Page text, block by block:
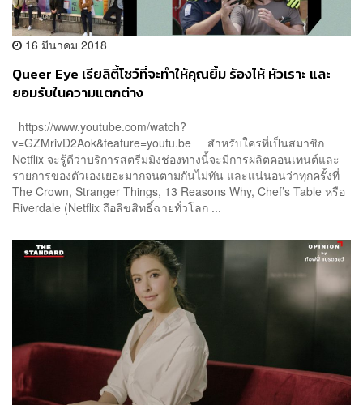
16 มีนาคม 2018
Queer Eye เรียลิตี้โชว์ที่จะทำให้คุณยิ้ม ร้องไห้ หัวเราะ และ
ยอมรับในความแตกต่าง
https://www.youtube.com/watch?
v=GZMrivD2Aok&feature=youtu.be สำหรับใครที่เป็นสมาชิก
Netflix จะรู้ดีว่าบริการสตรีมมิงช่องทางนี้จะมีการผลิตคอนเทนต์และ
รายการของตัวเองเยอะมากจนตามกันไม่ทัน และแน่นอนว่าทุกครั้งที่
The Crown, Stranger Things, 13 Reasons Why, Chef’s Table หรือ
Riverdale (Netflix ถือลิขสิทธิ์ฉายทั่วโลก ...